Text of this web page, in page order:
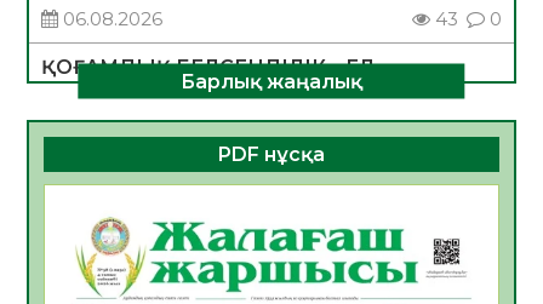
06.08.2026
43 0
ҚОҒАМДЫҚ БЕЛСЕНДІЛІК – ЕЛ
ДАМУЫНЫҢ НЕГІЗІ
06.08.2026
40 0
ҚҰРЫЛТАЙ САЙЛАУЫ – БОЛАШАҚҚА
БАСТАР ЖАУАПТЫ ТАҢДАУ
06.08.2026
Инфекциялық ауруларға қарсы иммундау
жұмыстарының тиімділігі
Барлық жаңалық
PDF нұсқа